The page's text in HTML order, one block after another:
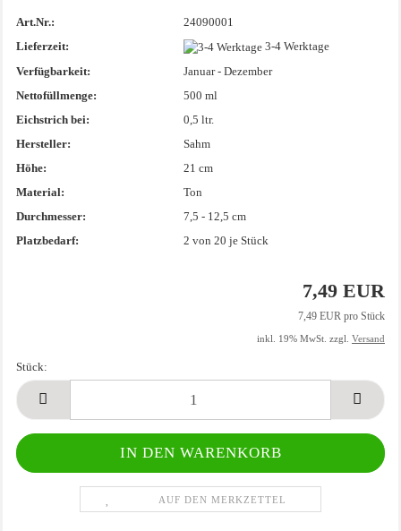
Art.Nr.:
24090001
Lieferzeit:
3-4 Werktage
Verfügbarkeit:
Januar - Dezember
Nettofüllmenge:
500 ml
Eichstrich bei:
0,5 ltr.
Hersteller:
Sahm
Höhe:
21 cm
Material:
Ton
Durchmesser:
7,5 - 12,5 cm
Platzbedarf:
2 von 20 je Stück
7,49 EUR
7,49 EUR pro Stück
inkl. 19% MwSt. zzgl. Versand
Stück:
Stück
AUF DEN MERKZETTEL